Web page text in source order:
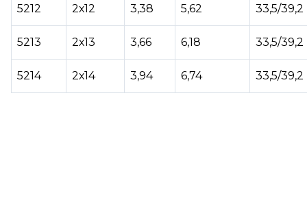
5212 2х12 3,38 5,62 33,5/39,2
5213 2х13 3,66 6,18 33,5/39,2
5214 2х14 3,94 6,74 33,5/39,2